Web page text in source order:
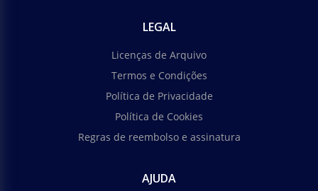
LEGAL
Licenças de Arquivo
Termos e Condições
Política de Privacidade
Política de Cookies
Regras de reembolso e assinatura
AJUDA